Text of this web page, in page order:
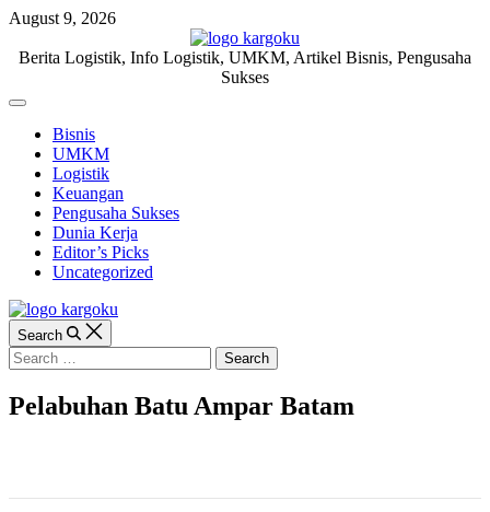
Skip
content
August 9, 2026
KARGOKU.ID
Berita Logistik, Info Logistik, UMKM, Artikel Bisnis, Pengusaha
Sukses
Off
CanvasBisnis
UMKM
Logistik
Keuangan
Pengusaha Sukses
Dunia Kerja
Editor’s Picks
Uncategorized
Search
Search
for:
Pelabuhan Batu Ampar Batam